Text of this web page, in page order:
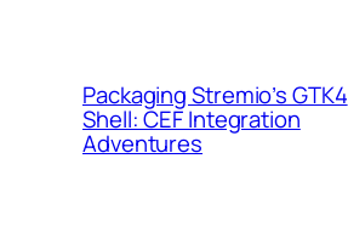
Packaging Stremio’s GTK4
Shell: CEF Integration
Adventures